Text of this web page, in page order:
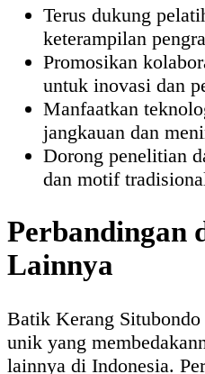
Terus dukung
keterampilan
Promosikan
untuk inovasi dan
Manfaatkan
jangkauan dan
Dorong penelitian
dan motif
Perbandingan
Lainnya
Batik Kerang
unik yang
lainnya di Indonesia.